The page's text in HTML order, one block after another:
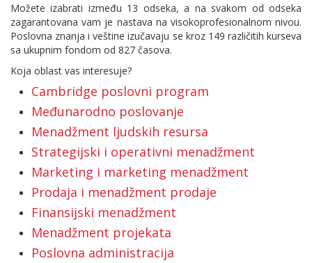
Možete izabrati između 13 odseka, a na svakom od odseka
zagarantovana vam je nastava na visokoprofesionalnom nivou.
Poslovna znanja i veštine izučavaju se kroz 149 različitih kurseva
sa ukupnim fondom od 827 časova.
Koja oblast vas interesuje?
Cambridge poslovni program
Međunarodno poslovanje
Menadžment ljudskih resursa
Strategijski i operativni menadžment
Marketing i marketing menadžment
Prodaja i menadžment prodaje
Finansijski menadžment
Menadžment projekata
Poslovna administracija